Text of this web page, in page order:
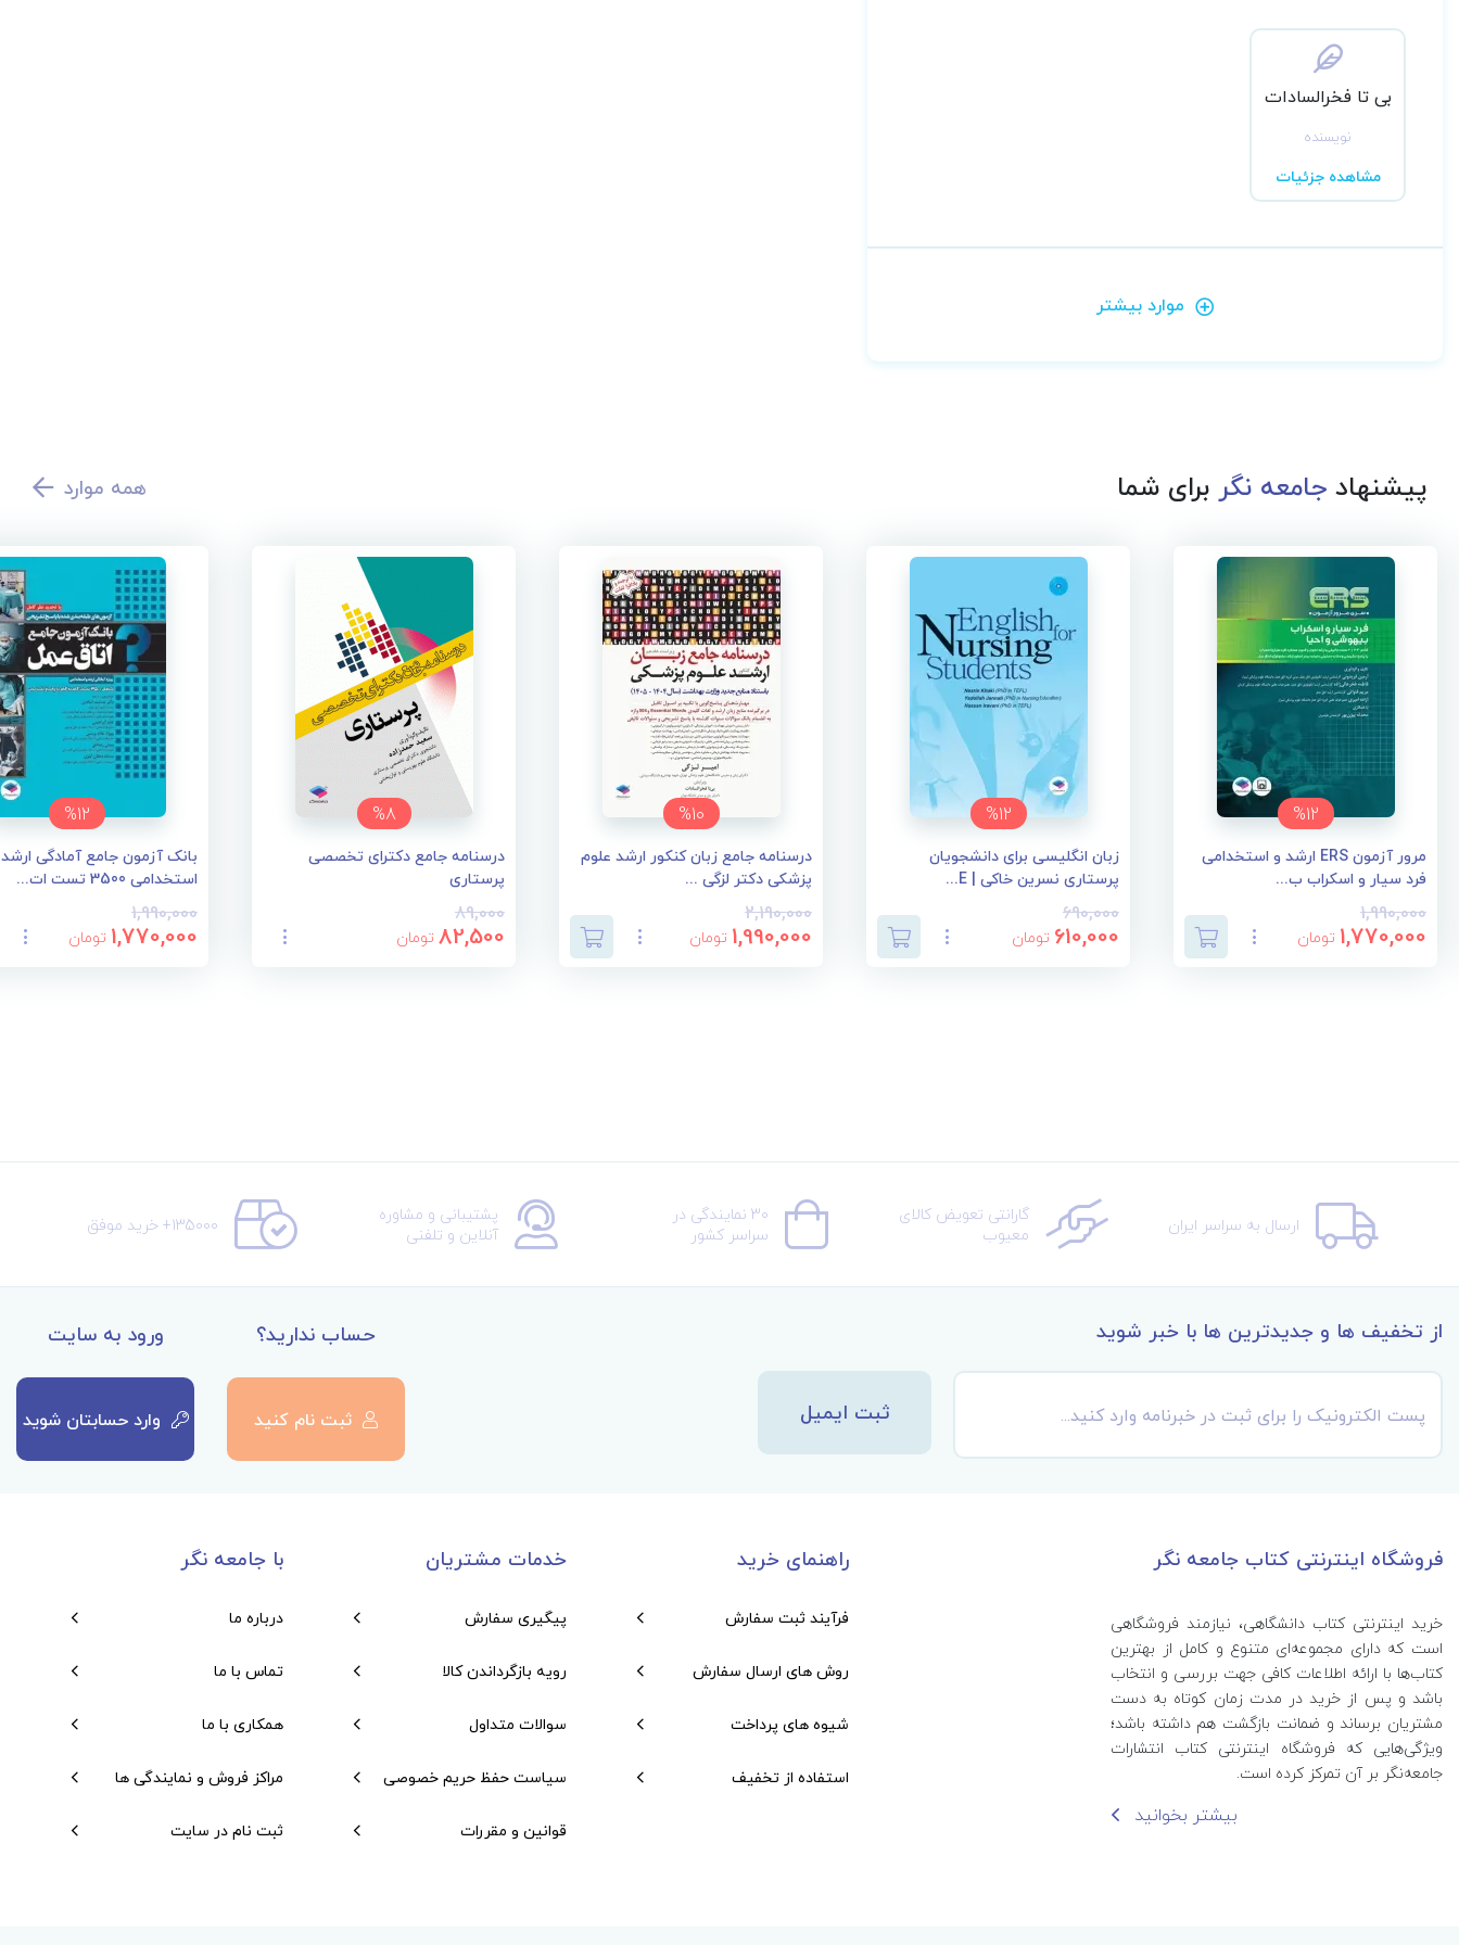
بی تا فخرالسادات
نویسنده
مشاهده جزئیات
موارد بیشتر
پیشنهادجامعه نگربرای شما همه موارد
%12
مرور آزمون ERS ارشد و استخدامی
فرد سیار و اسکراب ب...
1,990,000
1,770,000 تومان
%12
زبان انگلیسی برای دانشجویان
پرستاری نسرین خاکی | E...
690,000
610,000 تومان
%10
درسنامه جامع زبان کنکور ارشد علوم
پزشکی دکتر لزگی ...
2,190,000
1,990,000 تومان
%8
درسنامه جامع دکترای تخصصی
پرستاری
89,000
82,500 تومان
%12
بانک آزمون جامع آمادگی
استخدامی 3500 تست ات...
1,990,000
1,770,000 تومان
ارسال به سراسر ایران گارانتی تعویض کالای
معیوب
30 نمایندگی در
سراسر کشور
پشتیبانی و مشاوره
آنلاین و تلفنی 135000+ خرید موفق
از تخفیف ها و جدیدترین ها با خبر شوید
ثبت ایمیل
ورود به سایت
وارد حسابتان شوید
حساب ندارید؟
ثبت نام کنید
فروشگاه اینترنتی کتاب جامعه نگر
خرید اینترنتی کتاب‌ دانشگاهی، نیازمند فروشگاهی
است که دارای مجموعه‌ای متنوع و کامل از بهترین
کتاب‌ها با ارائه اطلاعات کافی جهت بررسی و انتخاب
باشد و پس از خرید در مدت زمان کوتاه به دست
مشتریان برساند و ضمانت بازگشت هم داشته باشد؛
ویژگی‌هایی که فروشگاه اینترنتی کتاب انتشارات
جامعه‌نگر بر آن تمرکز کرده است.
بیشتر بخوانید
راهنمای خرید
فرآیند ثبت سفارش
روش های ارسال سفارش
شیوه های پرداخت
استفاده از تخفیف
خدمات مشتریان
پیگیری سفارش
رویه بازگرداندن کالا
سوالات متداول
سیاست حفظ حریم خصوصی
قوانین و مقررات
با جامعه نگر
درباره ما
تماس با ما
همکاری با ما
مراکز فروش و نمایندگی ها
ثبت نام در سایت